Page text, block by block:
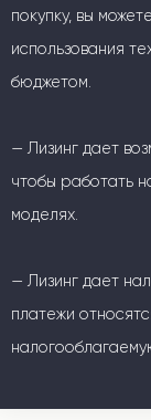
покупку, вы
использования
бюджетом.
— Лизинг дает
чтобы работать
моделях.
— Лизинг дает
платежи